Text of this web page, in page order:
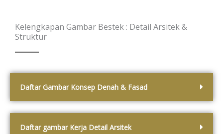
Kelengkapan Gambar Bestek : Detail Arsitek &
Struktur
Daftar Gambar Konsep Denah & Fasad
Daftar gambar Kerja Detail Arsitek